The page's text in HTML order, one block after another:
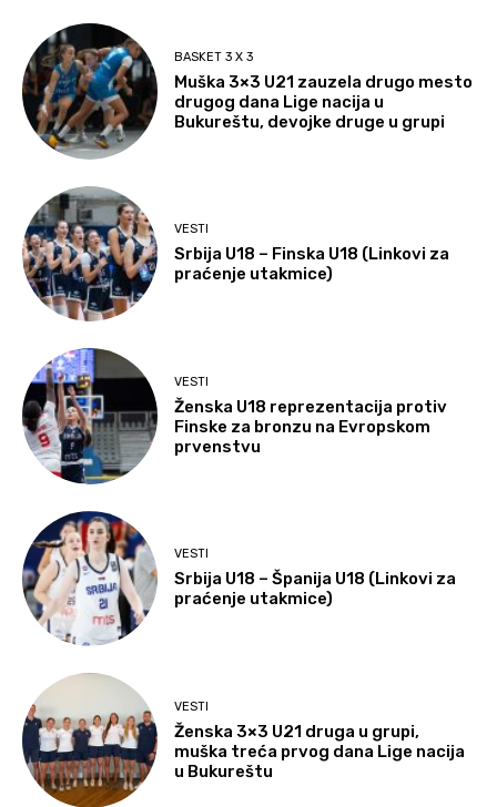
BASKET 3 X 3
Muška 3×3 U21 zauzela drugo mesto
drugog dana Lige nacija u
Bukureštu, devojke druge u grupi
VESTI
Srbija U18 – Finska U18 (Linkovi za
praćenje utakmice)
VESTI
Ženska U18 reprezentacija protiv
Finske za bronzu na Evropskom
prvenstvu
VESTI
Srbija U18 – Španija U18 (Linkovi za
praćenje utakmice)
VESTI
Ženska 3×3 U21 druga u grupi,
muška treća prvog dana Lige nacija
u Bukureštu